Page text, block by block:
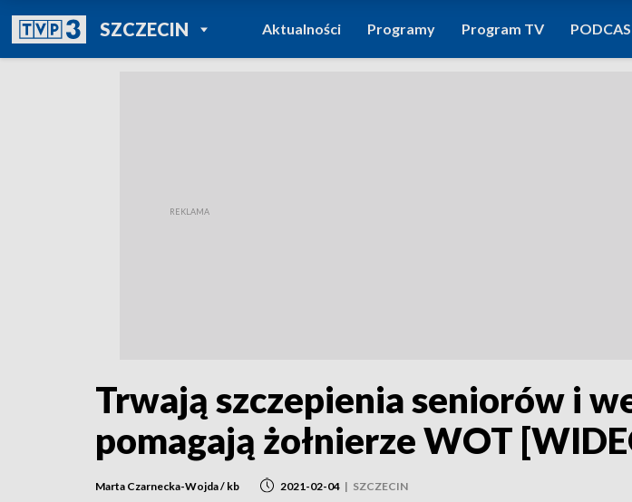
SZCZECINPOWRÓT DO
TVP REGIONY
Aktualności Programy Program TV
Trwają szczepienia seniorów i
pomagają żołnierze WOT
Marta Czarnecka-Wojda / kb 2021-02-04 | SZCZECIN